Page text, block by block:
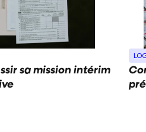
sa mission intérim